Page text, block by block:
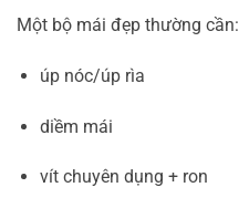
Một bộ mái đẹp thường cần:
úp nóc/úp rìa
diềm mái
vít chuyên dụng + ron